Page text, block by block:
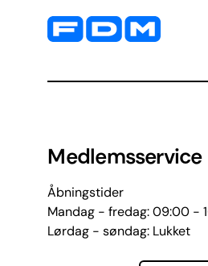
Yderligere information og
Medlemsservice
Åbningstider
Mandag - fredag: 09:00 -
Lørdag - søndag: Lukket